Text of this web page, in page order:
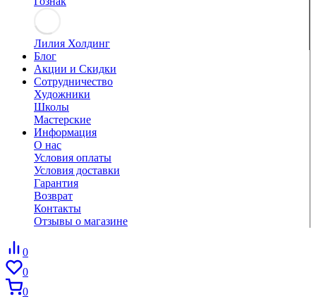
Лилия Холдинг
Блог
Акции и Скидки
Сотрудничество
Художники
Школы
Мастерские
Информация
О нас
Условия оплаты
Условия доставки
Гарантия
Возврат
Контакты
Отзывы о магазине
0
0
0